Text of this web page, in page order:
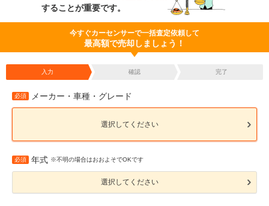
することが重要です。
今すぐカーセンサーで一括査定依頼して
最高額で売却しましょう！
入力 確認 完了
必須 メーカー・車種・グレード
選択してください
必須 年式 ※不明の場合はおおよそでOKです
選択してください